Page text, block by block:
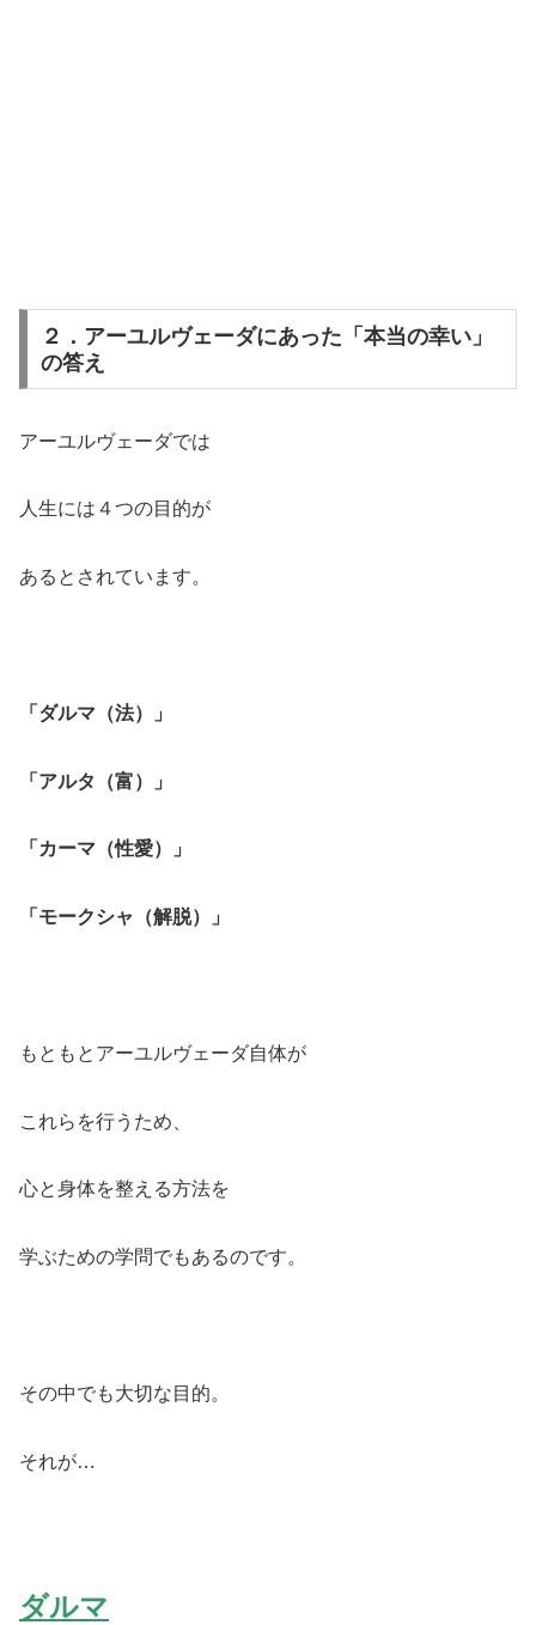
２．アーユルヴェーダにあった「本当の幸い」
の答え
アーユルヴェーダでは
人生には４つの目的が
あるとされています。
「ダルマ（法）」
「アルタ（富）」
「カーマ（性愛）」
「モークシャ（解脱）」
もともとアーユルヴェーダ自体が
これらを行うため、
心と身体を整える方法を
学ぶための学問でもあるのです。
その中でも大切な目的。
それが…
ダルマ